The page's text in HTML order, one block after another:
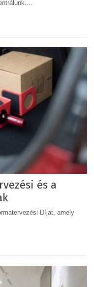
és a
Díjat, amely